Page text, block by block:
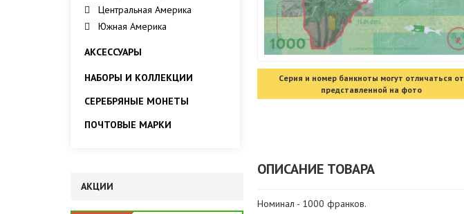
Центральная Америка
Южная Америка
АКСЕССУАРЫ
НАБОРЫ И КОЛЛЕКЦИИ
СЕРЕБРЯНЫЕ МОНЕТЫ
ПОЧТОВЫЕ МАРКИ
АКЦИИ
Серия и номер банкноты могут отличаться от
представленной на фото
ОПИСАНИЕ ТОВАРА
Номинал - 1000 франков.